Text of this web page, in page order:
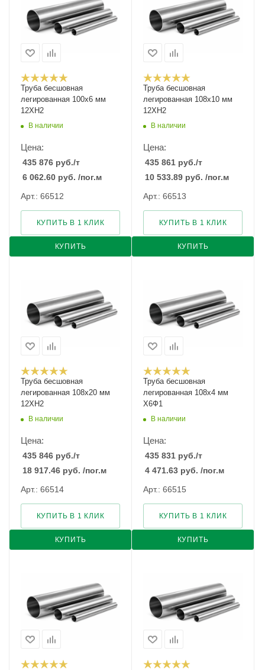
Труба бесшовная
легированная 100х6 мм
12ХН2
В наличии
Цена:
435 876 руб./т
6 062.60 руб. /пог.м
Арт.: 66512
КУПИТЬ
КУПИТЬ В 1 КЛИК
Труба бесшовная
легированная 108х10 мм
12ХН2
В наличии
Цена:
435 861 руб./т
10 533.89 руб. /пог.м
Арт.: 66513
КУПИТЬ
КУПИТЬ В 1 КЛИК
Труба бесшовная
легированная 108х20 мм
12ХН2
В наличии
Цена:
435 846 руб./т
18 917.46 руб. /пог.м
Арт.: 66514
КУПИТЬ
КУПИТЬ В 1 КЛИК
Труба бесшовная
легированная 108х4 мм
Х6Ф1
В наличии
Цена:
435 831 руб./т
4 471.63 руб. /пог.м
Арт.: 66515
КУПИТЬ
КУПИТЬ В 1 КЛИК